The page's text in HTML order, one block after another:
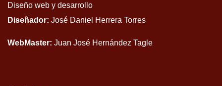
Diseño web y desarrollo
Diseñador: José Daniel Herrera Torres
WebMaster: Juan José Hernández Tagle